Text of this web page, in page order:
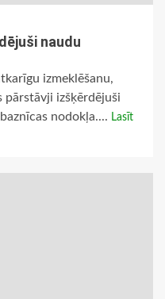
naudu
izmeklēšanu,
pārstāvji izšķērdējuši
nodokļa.... Lasīt